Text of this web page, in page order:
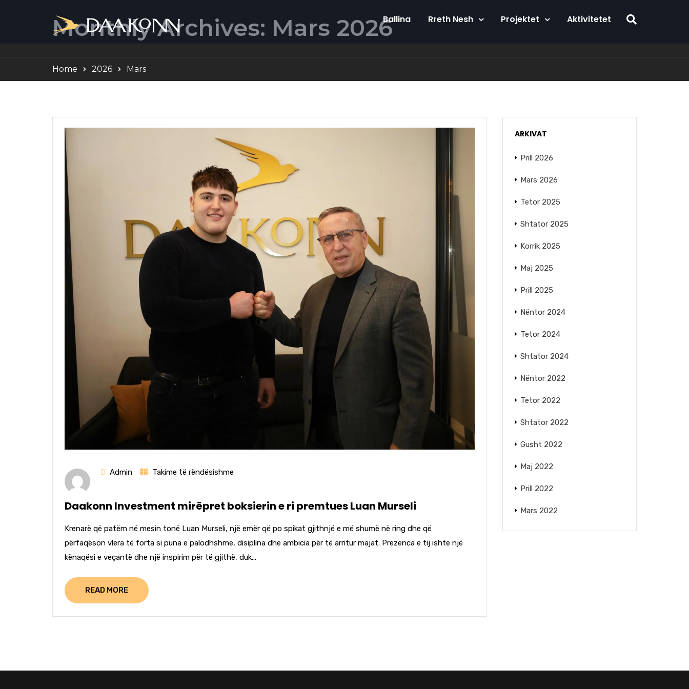
Ballina Rreth Nesh Projektet Aktivitetet
Monthly Archives: Mars 2026
Home 2026 Mars
Admin Takime të rëndësishme
Daakonn Investment mirëpret boksierin e ri premtues Luan Murseli
Krenarë që patëm në mesin tonë Luan Murseli, një emër që po spikat gjithnjë e më shumë në ring dhe që
përfaqëson vlera të forta si puna e palodhshme, disiplina dhe ambicia për të arritur majat. Prezenca e tij ishte një
kënaqësi e veçantë dhe një inspirim për të gjithë, duk...
READ MORE
ARKIVAT
Prill 2026
Mars 2026
Tetor 2025
Shtator 2025
Korrik 2025
Maj 2025
Prill 2025
Nëntor 2024
Tetor 2024
Shtator 2024
Nëntor 2022
Tetor 2022
Shtator 2022
Gusht 2022
Maj 2022
Prill 2022
Mars 2022